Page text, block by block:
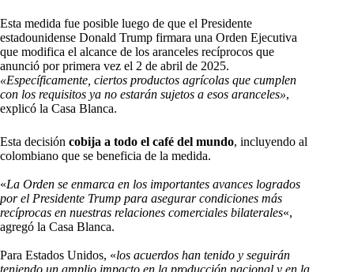
Esta medida fue posible luego de que el Presidente
estadounidense Donald Trump firmara una Orden Ejecutiva
que modifica el alcance de los aranceles recíprocos que
anunció por primera vez el 2 de abril de 2025.
«Específicamente, ciertos productos agrícolas que cumplen
con los requisitos ya no estarán sujetos a esos aranceles»,
explicó la Casa Blanca.
Esta decisión cobija a todo el café del mundo, incluyendo al
colombiano que se beneficia de la medida.
«La Orden se enmarca en los importantes avances logrados
por el Presidente Trump para asegurar condiciones más
recíprocas en nuestras relaciones comerciales bilaterales«,
agregó la Casa Blanca.
Para Estados Unidos, «los acuerdos han tenido y seguirán